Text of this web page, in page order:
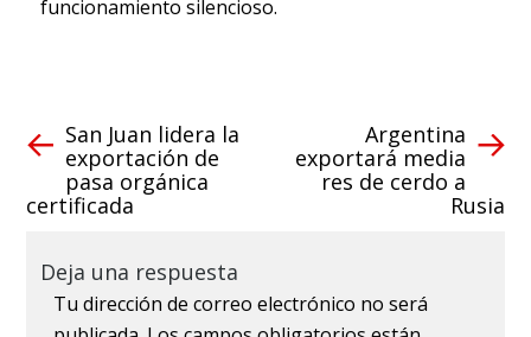
funcionamiento silencioso.
San Juan lidera la
exportación de
pasa orgánica
certificada
Argentina
exportará media
res de cerdo a
Rusia
Deja una respuesta
Tu dirección de correo electrónico no será